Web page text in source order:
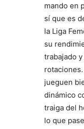
mando en
sí que es
la Liga
su
trabajado
jueguen
dinámico
traiga del
lo que